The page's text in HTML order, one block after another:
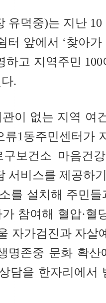
유덕중)는 지난 10
터 앞에서 ‘찾아가
하고 지역주민
.
이 없는 지역 여
류1동주민센터가
구보건소 마음건
서비스를 제공하
를 설치해 주민
참여해 혈압·혈
자가검진과 자살
명존중 문화 확
담을 한자리에서